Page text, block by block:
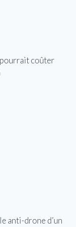
pourrait coûter
anti-drone d’un